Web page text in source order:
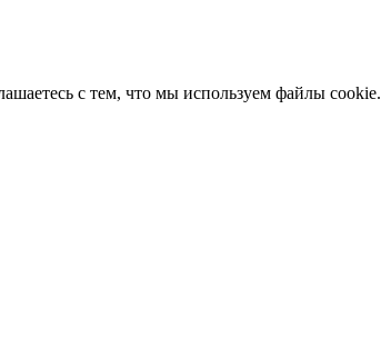
с тем, что мы используем файлы cookie.